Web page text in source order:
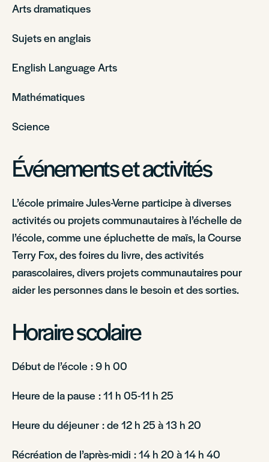
Arts dramatiques
Sujets en anglais
English Language Arts
Mathématiques
Science
Événements et activités
L’école primaire Jules-Verne participe à diverses
activités ou projets communautaires à l’échelle de
l’école, comme une épluchette de maïs, la Course
Terry Fox, des foires du livre, des activités
parascolaires, divers projets communautaires pour
aider les personnes dans le besoin et des sorties.
Horaire scolaire
Début de l’école : 9 h 00
Heure de la pause : 11 h 05-11 h 25
Heure du déjeuner : de 12 h 25 à 13 h 20
Récréation de l’après-midi : 14 h 20 à 14 h 40